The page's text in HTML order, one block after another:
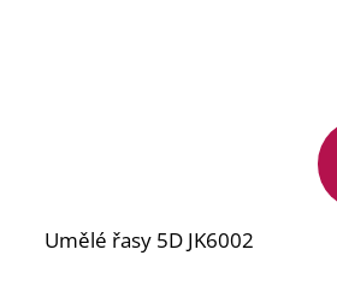
Umělé řasy 5D JK6002